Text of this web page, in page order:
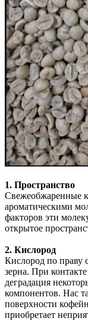
1. Пространство
Свежеобжаренные
ароматическими
факторов эти
открытое
2. Кислород
Кислород по праву
зерна. При
деградация
компонентов. Нас
поверхности
приобретает